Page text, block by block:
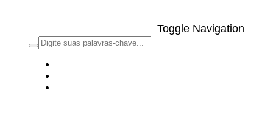
Toggle Navigation